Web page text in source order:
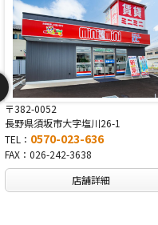
〒381-0042
長野県長野市稲田2-7-43
TEL： 0570-025-457
FAX：026-254-5778
店舗詳細